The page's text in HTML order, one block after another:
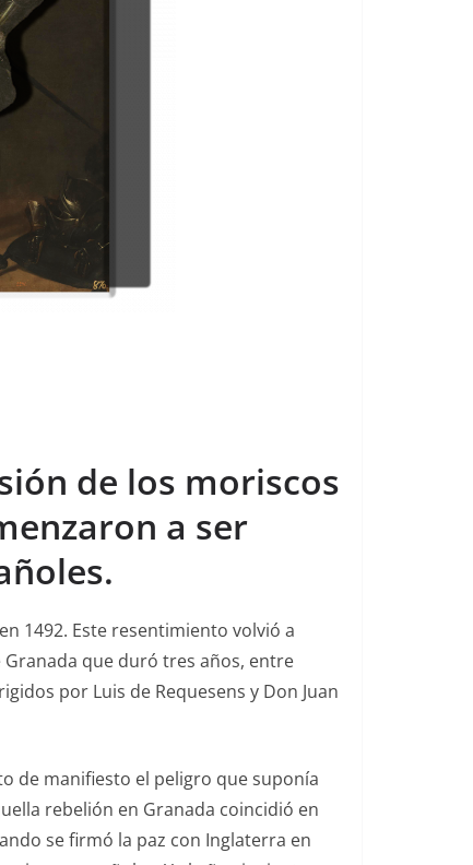
de los moriscos
a ser
1492. Este resentimiento volvió a
que duró tres años, entre
por Luis de Requesens y Don Juan
de manifiesto el peligro que suponía
rebelión en Granada coincidió en
se firmó la paz con Inglaterra en